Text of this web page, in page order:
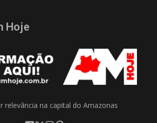
Hoje
relevância na capital do Amazonas